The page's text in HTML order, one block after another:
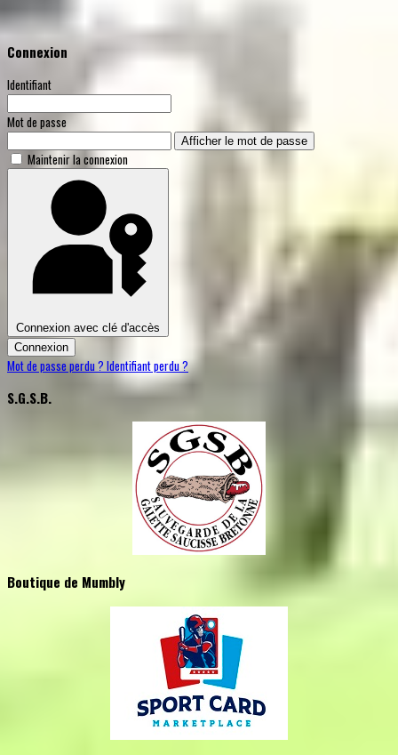
Connexion
Identifiant
Mot de passe
Afficher le mot de passe
Maintenir la connexion
Connexion avec clé d'accès
Connexion
Mot de passe perdu ? Identifiant perdu ?
S.G.S.B.
Boutique de Mumbly